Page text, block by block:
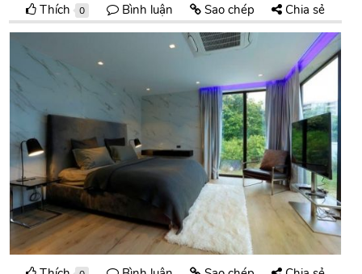
Thích 0 Bình luận Sao chép Chia sẻ